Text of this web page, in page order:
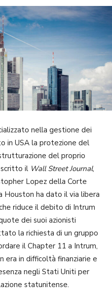
nella gestione dei
in USA la protezione del
del proprio
il Wall Street Journal,
Lopez della Corte
ha dato il via libera
riduce il debito di Intrum
dei suoi azionisti
la richiesta di un gruppo
il Chapter 11 a Intrum,
era in difficoltà finanziarie e
negli Stati Uniti per
statunitense.